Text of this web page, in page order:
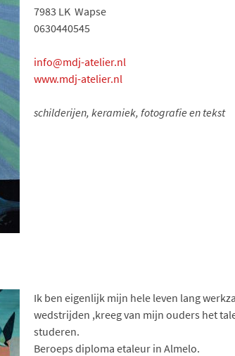
7983 LK Wapse
0630440545
info@mdj-atelier.nl
www.mdj-atelier.nl
schilderijen, keramiek, fotografie en tekst
Ik ben eigenlijk mijn hele leven lang
wedstrijden ,kreeg van mijn ouders het
studeren.
Beroeps diploma etaleur in Almelo.